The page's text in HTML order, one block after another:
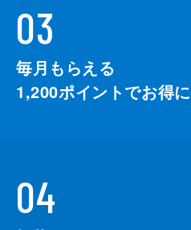
03
毎月もらえる
1,200ポイントでお得に
04